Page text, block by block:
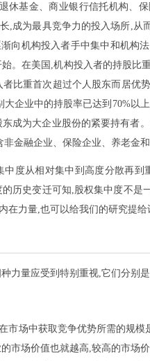
休基金、商业银行信托机构、
,成为最具竞争力的投入场所,
向机构投入者手中集中和机构
。在美国,机构投入者的持股比
比重首次超过个人股东而居优
大企业中的持股率已达到70%
成为大企业股份的紧要持有者
金融企业、保险企业、养老金
中度从相对集中到高度分散再
历史变迁可知,股权集中度不
在力量,也可以给我们的研究提给
力量应受到特别重视,它们分别
市场中获取竞争优势所需的规
市场价值也就越高,较高的市场